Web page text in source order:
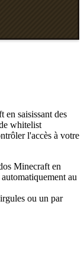
saisissant des
whitelist
l'accès à votre
Minecraft en
au
ou un par